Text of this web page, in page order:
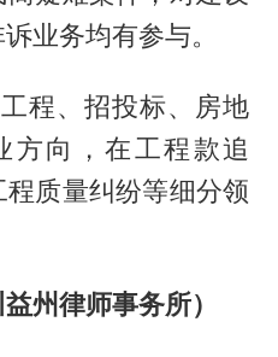
业务均有参与。
工程、招投标、房地
方向，在工程款追
质量纠纷等细分领
州律师事务所）